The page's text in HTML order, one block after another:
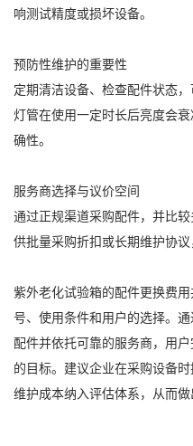
响测试精度或损坏设备。
预防性维护的重要性
定期清洁设备、检查配件状态
灯管在使用一定时长后亮度会
确性。
服务商选择与议价空间
通过正规渠道采购配件，并比
供批量采购折扣或长期维护协议
紫外老化试验箱的配件更换费
号、使用条件和用户的选择。
配件并依托可靠的服务商，用
的目标。建议企业在采购设备
维护成本纳入评估体系，从而做